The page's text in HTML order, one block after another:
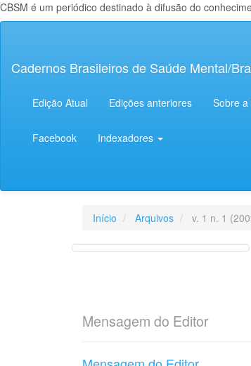
CBSM é um periódico destinado à difusão do
principal
Lateral
Cadernos Brasileiros de Saúde Mental/
Edição Atual Edições anteriores Sobre a
Facebook Indexadores
Início Arquivos v. 1 n. 1
Mensagem do Editor